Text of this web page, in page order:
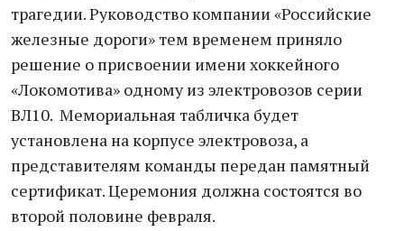
трагедии. Руководство компании «Российские
железные дороги» тем временем приняло
решение о присвоении имени хоккейного
«Локомотива» одному из электровозов серии
ВЛ10. Мемориальная табличка будет
установлена на корпусе электровоза, а
представителям команды передан памятный
сертификат. Церемония должна состоятся во
второй половине февраля.